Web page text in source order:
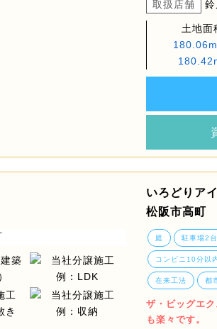
取扱店舗
土地面
いろどりア
松阪市高町
庭 駐車場2台
コンビニ10分以
在来工法 都
ザ・ビッグエ
も楽々です。